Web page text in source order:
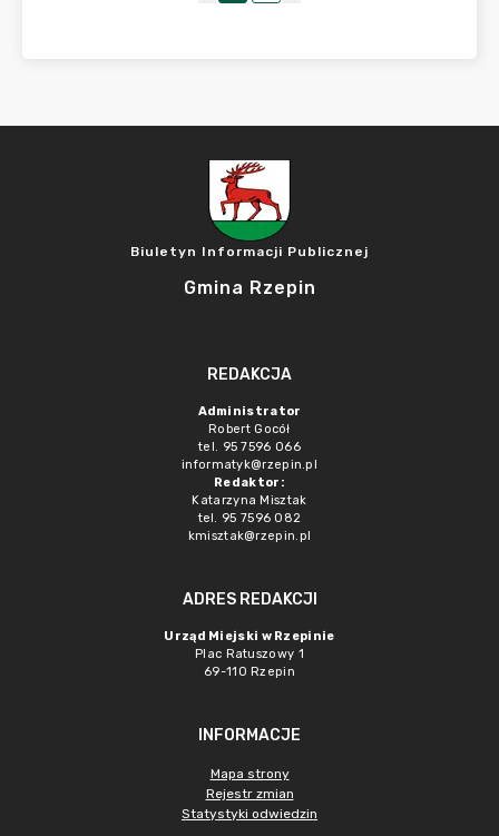
Biuletyn Informacji Publicznej
Gmina Rzepin
REDAKCJA
Administrator
Robert Gocół
tel. 95 7596 066
informatyk@rzepin.pl
Redaktor:
Katarzyna Misztak
tel. 95 7596 082
kmisztak@rzepin.pl
ADRES REDAKCJI
Urząd Miejski w Rzepinie
Plac Ratuszowy 1
69-110 Rzepin
INFORMACJE
Mapa strony
Rejestr zmian
Statystyki odwiedzin